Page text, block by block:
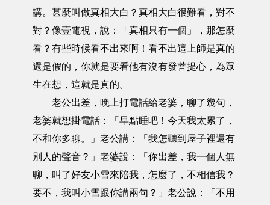
講。甚麼叫做真相大白？真相大白很難看，對不
對？像壹電視，說：「真相只有一個」，那怎麼
看？有些時候看不出來啊！看不出這上師是真的
還是假的，你就是要看他有沒有發菩提心，為眾
生在想，這就是真的。
老公出差，晚上打電話給老婆，聊了幾句，
老婆就想掛電話：「早點睡吧！今天我太累了，
不和你多聊。」老公講：「我怎聽到屋子裡還有
別人的聲音？」老婆說：「你出差，我一個人無
聊，叫了好友小雪來陪我，怎麼了，不相信我？
要不，我叫小雪跟你講兩句？」老公說：「不用